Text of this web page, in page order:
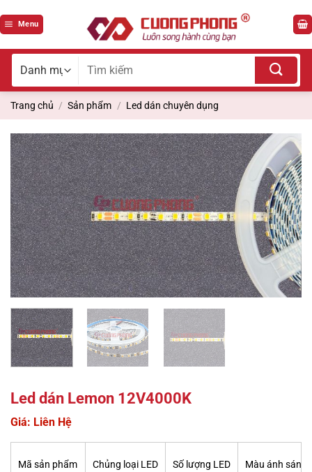
qua
Menu
Tìm
Trang chủ / Sản phẩm / Led dán chuyên dụng
Led dán Lemon 12V4000K
Giá: Liên Hệ
Mã sản phẩm Chủng loại LED Số lượng LED Màu ánh sáng